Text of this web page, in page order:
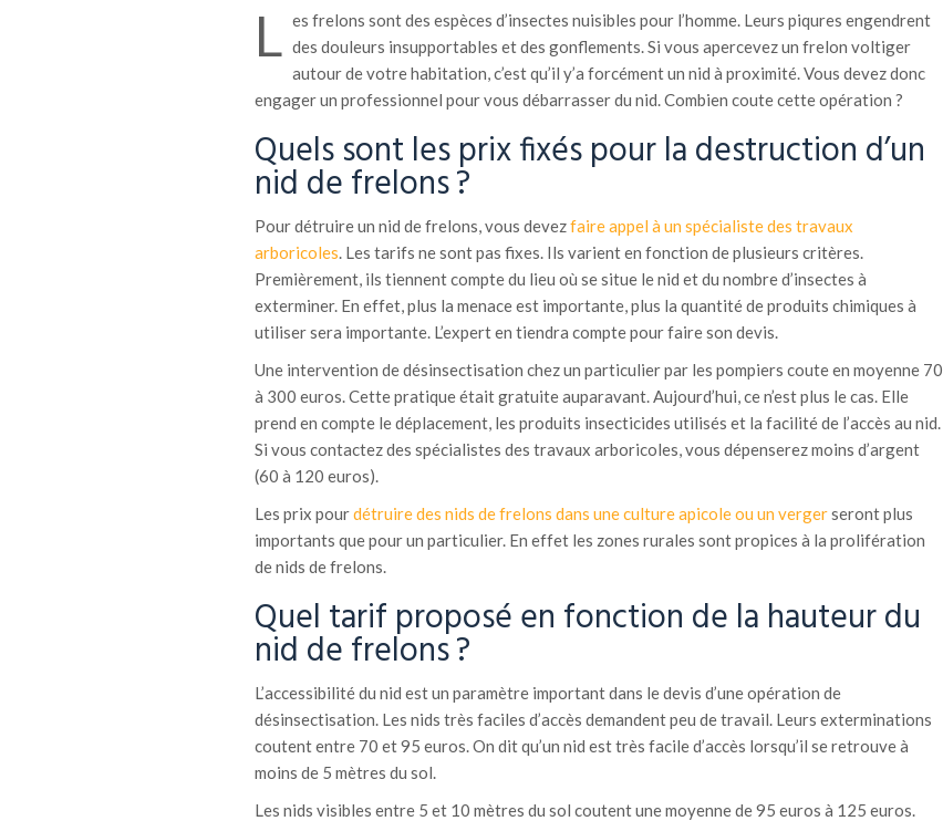
L es frelons sont des espèces d’insectes nuisibles pour l’homme. Leurs piqures engendrent
des douleurs insupportables et des gonflements. Si vous apercevez un frelon voltiger
autour de votre habitation, c’est qu’il y’a forcément un nid à proximité. Vous devez donc
engager un professionnel pour vous débarrasser du nid. Combien coute cette opération ?
Quels sont les prix fixés pour la destruction d’un
nid de frelons ?
Pour détruire un nid de frelons, vous devezfaire appel à un spécialiste des travaux
arboricoles. Les tarifs ne sont pas fixes. Ils varient en fonction de plusieurs critères.
Premièrement, ils tiennent compte du lieu où se situe le nid et du nombre d’insectes à
exterminer. En effet, plus la menace est importante, plus la quantité de produits chimiques à
utiliser sera importante. L’expert en tiendra compte pour faire son devis.
Une intervention de désinsectisation chez un particulier par les pompiers coute en moyenne 70
à 300 euros. Cette pratique était gratuite auparavant. Aujourd’hui, ce n’est plus le cas. Elle
prend en compte le déplacement, les produits insecticides utilisés et la facilité de l’accès au nid.
Si vous contactez des spécialistes des travaux arboricoles, vous dépenserez moins d’argent
(60 à 120 euros).
Les prix pourdétruire des nids de frelons dans une culture apicole ou un vergerseront plus
importants que pour un particulier. En effet les zones rurales sont propices à la prolifération
de nids de frelons.
Quel tarif proposé en fonction de la hauteur du
nid de frelons ?
L’accessibilité du nid est un paramètre important dans le devis d’une opération de
désinsectisation. Les nids très faciles d’accès demandent peu de travail. Leurs exterminations
coutent entre 70 et 95 euros. On dit qu’un nid est très facile d’accès lorsqu’il se retrouve à
moins de 5 mètres du sol.
Les nids visibles entre 5 et 10 mètres du sol coutent une moyenne de 95 euros à 125 euros.